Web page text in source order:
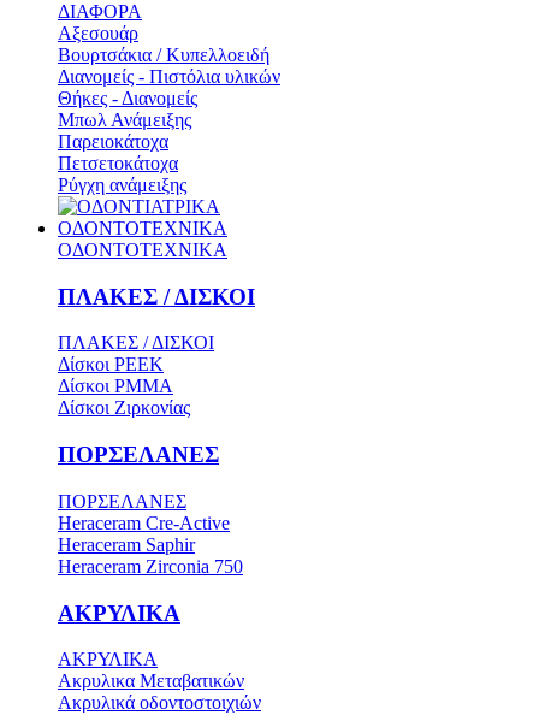
ΔΙΑΦΟΡΑ
Αξεσουάρ
Βουρτσάκια / Κυπελλοειδή
Διανομείς - Πιστόλια υλικών
Θήκες - Διανομείς
Μπωλ Ανάμειξης
Παρειοκάτοχα
Πετσετοκάτοχα
Ρύγχη ανάμειξης
ΟΔΟΝΤΟΤΕΧΝΙΚΑ
ΟΔΟΝΤΟΤΕΧΝΙΚΑ
ΠΛΑΚΕΣ / ΔΙΣΚΟΙ
ΠΛΑΚΕΣ / ΔΙΣΚΟΙ
Δίσκοι PEEK
Δίσκοι PMMA
Δίσκοι Ζιρκονίας
ΠΟΡΣΕΛΑΝΕΣ
ΠΟΡΣΕΛΑΝΕΣ
Heraceram Cre-Active
Heraceram Saphir
Heraceram Zirconia 750
ΑΚΡΥΛΙΚΑ
ΑΚΡΥΛΙΚΑ
Ακρυλικα Μεταβατικών
Ακρυλικά οδοντοστοιχιών